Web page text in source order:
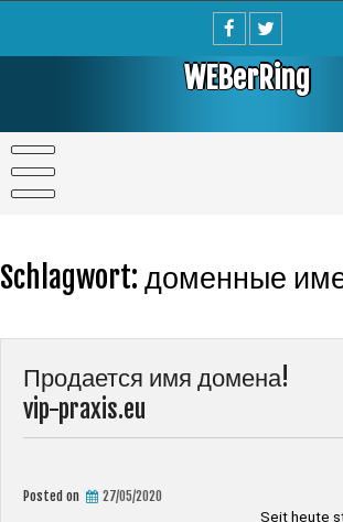
WEBerRing
Schlagwort: доменные
Продается имя домена!
vip-praxis.eu
Posted on
27/05/2020
Seit heute